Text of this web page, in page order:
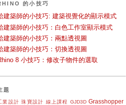
的小技巧
建築師的小技巧: 建築視覺化的顯示模式
建築師的小技巧：白色工作室顯示模式
建築師的小技巧：兩點透視圖
建築師的小技巧：切換透視圖
8 小技巧：修改子物件的選取
題
業設計 珠寶設計 線上課程 GJD3D Grasshopper